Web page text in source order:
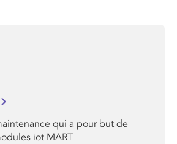
qui a pour but de
iot MART